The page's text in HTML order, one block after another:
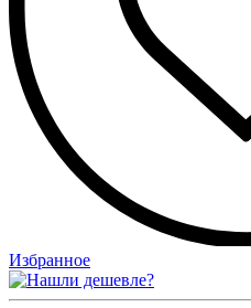
Избранное